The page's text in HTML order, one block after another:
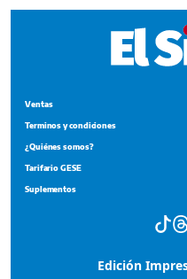
Suplementos
Portada del